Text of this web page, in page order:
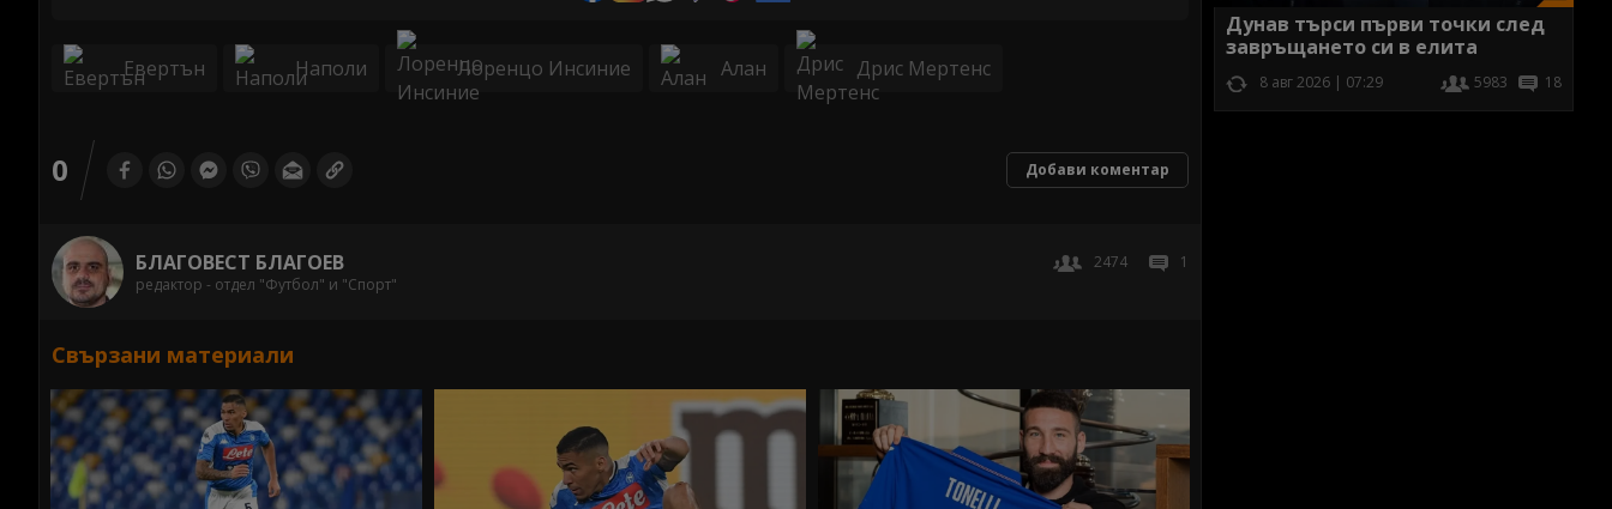
Евертън Наполи Лоренцо Инсиние Алан Дрис Мертенс
0 Добави коментар
БЛАГОВЕСТ БЛАГОЕВ
редактор - отдел "Футбол" и "Спорт"
2474 1
Свързани материали
Дунав търси първи точки след
завръщането си в елита
8 авг 2026 | 07:29 5983 18